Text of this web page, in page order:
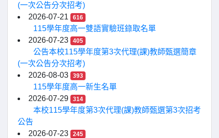
(一次公告分次招考)
2026-07-21
616
115學年度高一雙語實驗班錄取名單
2026-07-23
405
公告本校115學年度第3次代理(課)教師甄選簡章
(一次公告分次招考)
2026-08-03
393
115學年度高一新生名單
2026-07-29
314
本校115學年度第3次代理(課)教師甄選第3次招考
公告
2026-07-23
245